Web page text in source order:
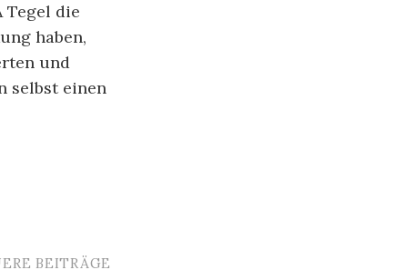
Tegel die
haben,
und
selbst einen
BEITRÄGE